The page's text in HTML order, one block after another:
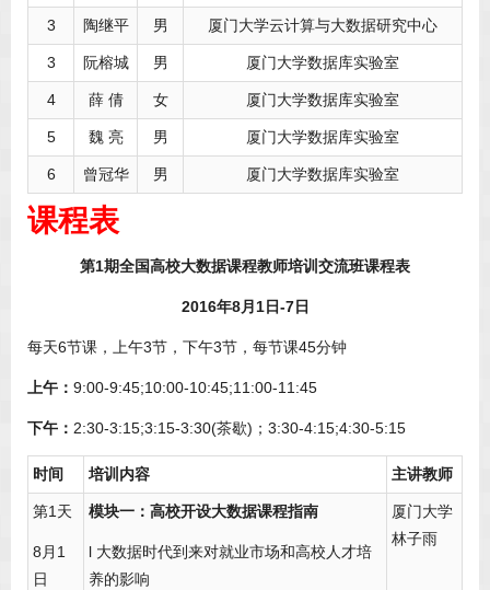
3 陶继平 男 厦门大学云计算与大数据研究中心
3 阮榕城 男 厦门大学数据库实验室
4 薛 倩 女 厦门大学数据库实验室
5 魏 亮 男 厦门大学数据库实验室
6 曾冠华 男 厦门大学数据库实验室
课程表
第1期全国高校大数据课程教师培训交流班课程表
2016年8月1日-7日
每天6节课，上午3节，下午3节，每节课45分钟
上午： 9:00-9:45;10:00-10:45;11:00-11:45
下午： 2:30-3:15;3:15-3:30(茶歇)；3:30-4:15;4:30-5:15
时间 培训内容 主讲教师
第1天
8月1
日
模块一：高校开设大数据课程指南
l 大数据时代到来对就业市场和高校人才培
养的影响
厦门大学
林子雨